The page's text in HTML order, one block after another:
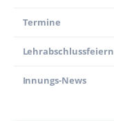
Termine
Lehr­abschluss­feiern
Innungs-News